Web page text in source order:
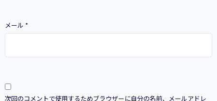
メール *
次回のコメントで使用するためブラウザーに自分の名前、メールアドレ